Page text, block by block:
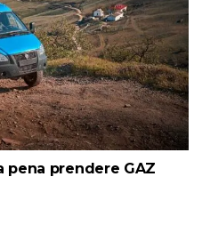
pena prendere GAZ